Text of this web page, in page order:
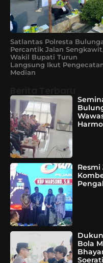
Satlantas Polresta
Percantik Jalan
Wakil Bupati Turun
Langsung Ikut
Median
Bola